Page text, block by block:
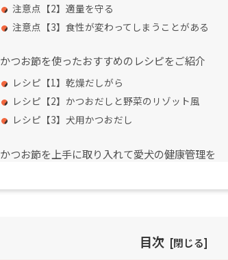
注意点【2】適量を守る
注意点【3】食性が変わってしまうことがある
かつお節を使ったおすすめのレシピをご紹介
レシピ【1】乾燥だしがら
レシピ【2】かつおだしと野菜のリゾット風
レシピ【3】犬用かつおだし
かつお節を上手に取り入れて愛犬の健康管理を
目次